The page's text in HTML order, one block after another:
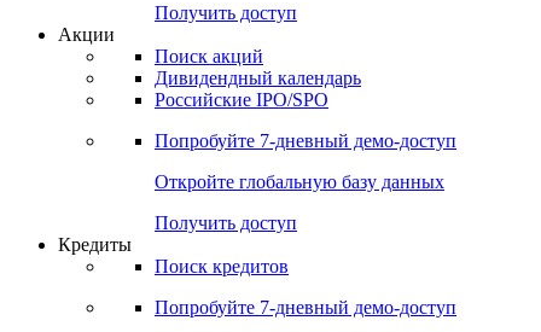
Получить доступ
Акции
Поиск акций
Дивидендный календарь
Российские IPO/SPO
Попробуйте 7-дневный демо-доступ
Откройте глобальную базу данных
Получить доступ
Кредиты
Поиск кредитов
Попробуйте 7-дневный демо-доступ